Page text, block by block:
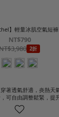
】輕量冰肌空氣短褲
NT$790
2折
著透氣舒適，炎熱天
可自由調整鬆緊，提
感，活動自在，適合
機能，幫助維持乾爽